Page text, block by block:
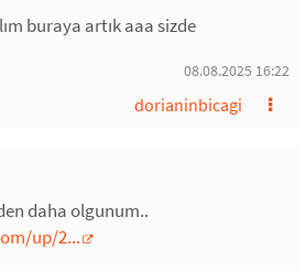
buraya artık aaa sizde
08.08.2025 16:22
dorianinbicagi
daha olgunum..
up/2...